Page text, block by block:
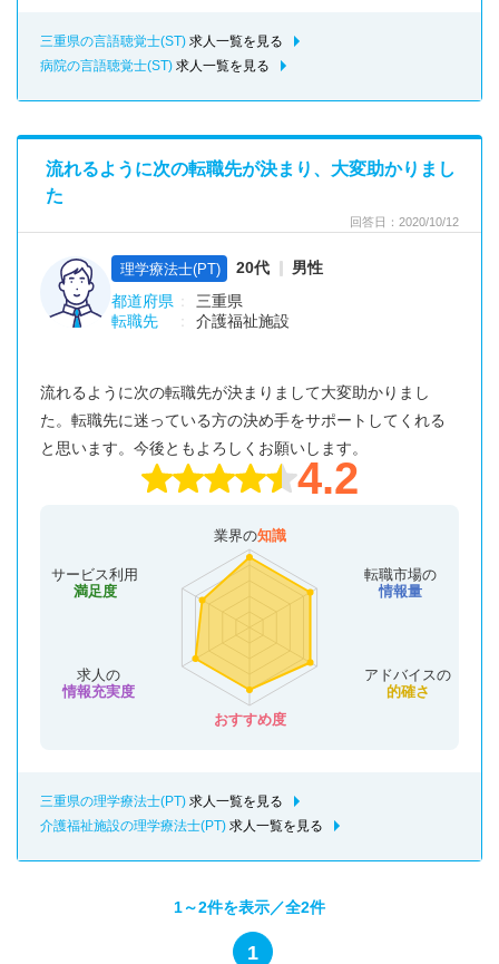
三重県の言語聴覚士(ST) 求人一覧を見る
病院の言語聴覚士(ST) 求人一覧を見る
回答日：2020/10/12
流れるように次の転職先が決まり、大変助かりまし
た
理学療法士(PT) 20代
男性
都道府県
三重県
転職先
介護福祉施設
流れるように次の転職先が決まりまして大変助かりまし
た。転職先に迷っている方の決め手をサポートしてくれる
と思います。今後ともよろしくお願いします。
4.2
業界の知識
転職市場の
情報量
アドバイスの
的確さ
おすすめ度
サービス利用
満足度
求人の
情報充実度
三重県の理学療法士(PT) 求人一覧を見る
介護福祉施設の理学療法士(PT) 求人一覧を見る
1～2件を表示／全2件
1